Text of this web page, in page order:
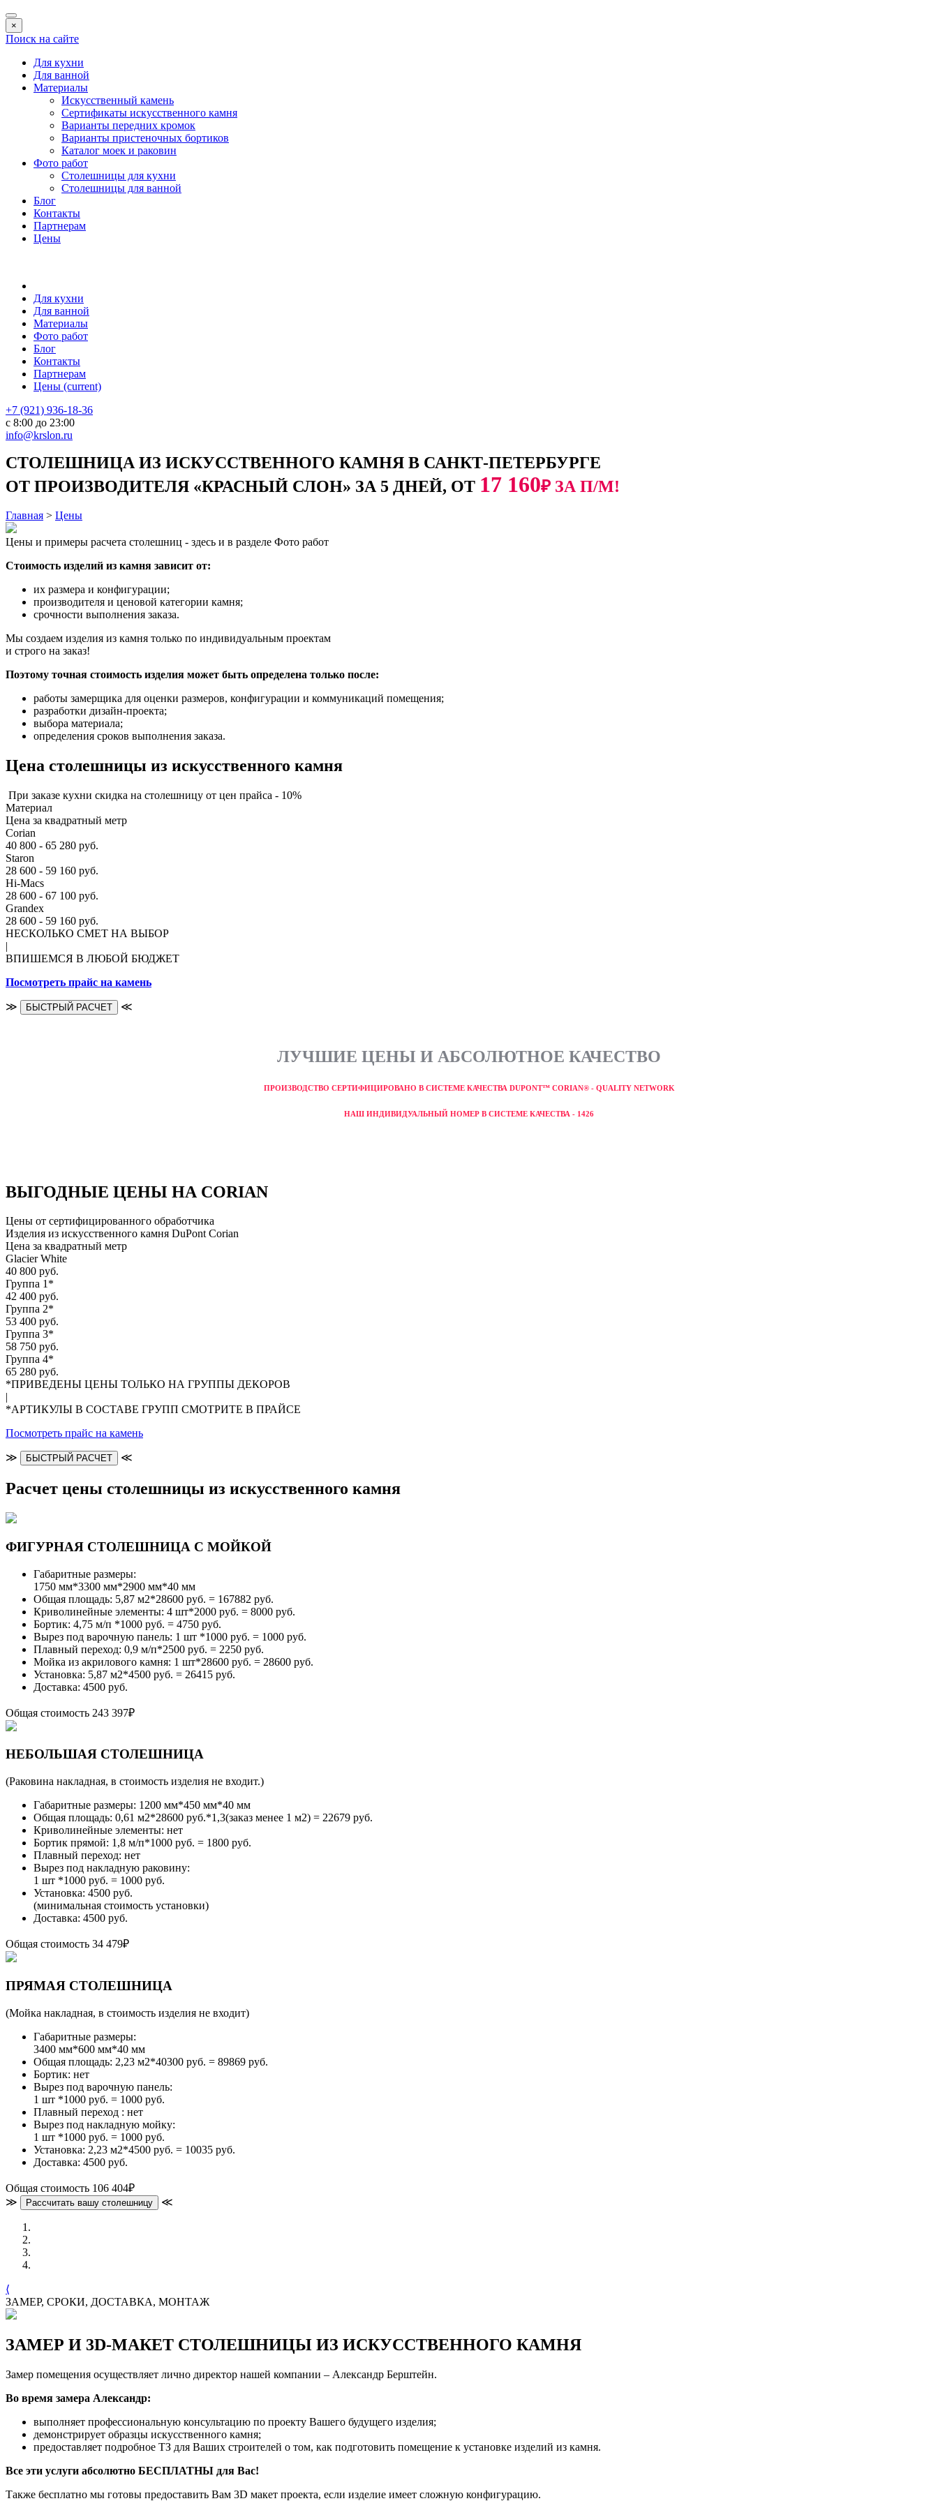
×
Поиск на сайте
Для кухни
Для ванной
Материалы
Искусственный камень
Сертификаты искусственного камня
Варианты передних кромок
Варианты пристеночных бортиков
Каталог моек и раковин
Фото работ
Столешницы для кухни
Столешницы для ванной
Блог
Контакты
Партнерам
Цены
Для кухни
Для ванной
Материалы
Фото работ
Блог
Контакты
Партнерам
Цены (current)
+7 (921) 936-18-36
с 8:00 до 23:00
info@krslon.ru
СТОЛЕШНИЦА ИЗ ИСКУССТВЕННОГО КАМНЯ В САНКТ-ПЕТЕРБУРГЕ
ОТ ПРОИЗВОДИТЕЛЯ «КРАСНЫЙ СЛОН» ЗА 5 ДНЕЙ, ОТ 17 160₽ ЗА П/М!
Главная > Цены
Цены и примеры расчета столешниц - здесь и в разделе Фото работ
Стоимость изделий из камня зависит от:
их размера и конфигурации;
производителя и ценовой категории камня;
срочности выполнения заказа.
Мы создаем изделия из камня только по индивидуальным проектам
и строго на заказ!
Поэтому точная стоимость изделия может быть определена только после:
работы замерщика для оценки размеров, конфигурации и коммуникаций помещения;
разработки дизайн-проекта;
выбора материала;
определения сроков выполнения заказа.
Цена столешницы из искусственного камня
При заказе кухни скидка на столешницу от цен прайса - 10%
Материал
Цена за квадратный метр
Corian
40 800 - 65 280 руб.
Staron
28 600 - 59 160 руб.
Hi-Macs
28 600 - 67 100 руб.
Grandex
28 600 - 59 160 руб.
НЕСКОЛЬКО СМЕТ НА ВЫБОР
|
ВПИШЕМСЯ В ЛЮБОЙ БЮДЖЕТ
Посмотреть прайс на камень
≫ БЫСТРЫЙ РАСЧЕТ ≪
ЛУЧШИЕ ЦЕНЫ И АБСОЛЮТНОЕ КАЧЕСТВО
ПРОИЗВОДСТВО СЕРТИФИЦИРОВАНО В СИСТЕМЕ КАЧЕСТВА DUPONT™ CORIAN® - QUALITY NETWORK
НАШ ИНДИВИДУАЛЬНЫЙ НОМЕР В СИСТЕМЕ КАЧЕСТВА - 1426
ВЫГОДНЫЕ ЦЕНЫ НА CORIAN
Цены от сертифицированного обработчика
Изделия из искусственного камня DuPont Corian
Цена за квадратный метр
Glacier White
40 800 руб.
Группа 1*
42 400 руб.
Группа 2*
53 400 руб.
Группа 3*
58 750 руб.
Группа 4*
65 280 руб.
*ПРИВЕДЕНЫ ЦЕНЫ ТОЛЬКО НА ГРУППЫ ДЕКОРОВ
|
*АРТИКУЛЫ В СОСТАВЕ ГРУПП СМОТРИТЕ В ПРАЙСЕ
Посмотреть прайс на камень
≫ БЫСТРЫЙ РАСЧЕТ ≪
Расчет цены столешницы из искусственного камня
ФИГУРНАЯ СТОЛЕШНИЦА С МОЙКОЙ
Габаритные размеры:
1750 мм*3300 мм*2900 мм*40 мм
Общая площадь: 5,87 м2*28600 руб. = 167882 руб.
Криволинейные элементы: 4 шт*2000 руб. = 8000 руб.
Бортик: 4,75 м/п *1000 руб. = 4750 руб.
Вырез под варочную панель: 1 шт *1000 руб. = 1000 руб.
Плавный переход: 0,9 м/п*2500 руб. = 2250 руб.
Мойка из акрилового камня: 1 шт*28600 руб. = 28600 руб.
Установка: 5,87 м2*4500 руб. = 26415 руб.
Доставка: 4500 руб.
Общая стоимость 243 397₽
НЕБОЛЬШАЯ СТОЛЕШНИЦА
(Раковина накладная, в стоимость изделия не входит.)
Габаритные размеры: 1200 мм*450 мм*40 мм
Общая площадь: 0,61 м2*28600 руб.*1,3(заказ менее 1 м2) = 22679 руб.
Криволинейные элементы: нет
Бортик прямой: 1,8 м/п*1000 руб. = 1800 руб.
Плавный переход: нет
Вырез под накладную раковину:
1 шт *1000 руб. = 1000 руб.
Установка: 4500 руб.
(минимальная стоимость установки)
Доставка: 4500 руб.
Общая стоимость 34 479₽
ПРЯМАЯ СТОЛЕШНИЦА
(Мойка накладная, в стоимость изделия не входит)
Габаритные размеры:
3400 мм*600 мм*40 мм
Общая площадь: 2,23 м2*40300 руб. = 89869 руб.
Бортик: нет
Вырез под варочную панель:
1 шт *1000 руб. = 1000 руб.
Плавный переход : нет
Вырез под накладную мойку:
1 шт *1000 руб. = 1000 руб.
Установка: 2,23 м2*4500 руб. = 10035 руб.
Доставка: 4500 руб.
Общая стоимость 106 404₽
≫
Рассчитать вашу столешницу ≪
⟨
ЗАМЕР, СРОКИ, ДОСТАВКА, МОНТАЖ
ЗАМЕР И 3D-МАКЕТ СТОЛЕШНИЦЫ ИЗ ИСКУССТВЕННОГО КАМНЯ
Замер помещения осуществляет лично директор нашей компании – Александр Берштейн.
Во время замера Александр:
выполняет профессиональную консультацию по проекту Вашего будущего изделия;
демонстрирует образцы искусственного камня;
предоставляет подробное ТЗ для Ваших строителей о том, как подготовить помещение к установке изделий из камня.
Все эти услуги абсолютно БЕСПЛАТНЫ для Вас!
Также бесплатно мы готовы предоставить Вам 3D макет проекта, если изделие имеет сложную конфигурацию.